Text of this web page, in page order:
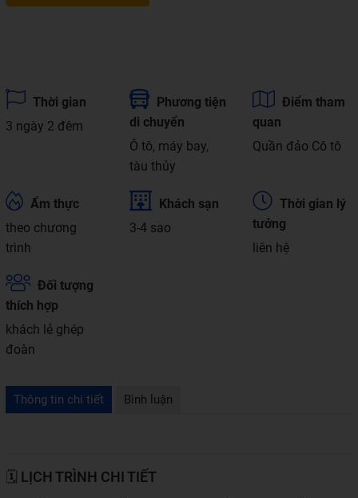
Thời gian
3 ngày 2 đêm
Phương tiện
di chuyển
Ô tô, máy bay,
tàu thủy
Điểm tham
quan
Quần đảo Cô tô
Ẩm thực
theo chương
trình
Khách sạn
3-4 sao
Thời gian lý
tưởng
liên hệ
Đối tượng
thích hợp
khách lẻ ghép
đoàn
Thông tin chi tiết Bình luận
🗓 LỊCH TRÌNH CHI TIẾT